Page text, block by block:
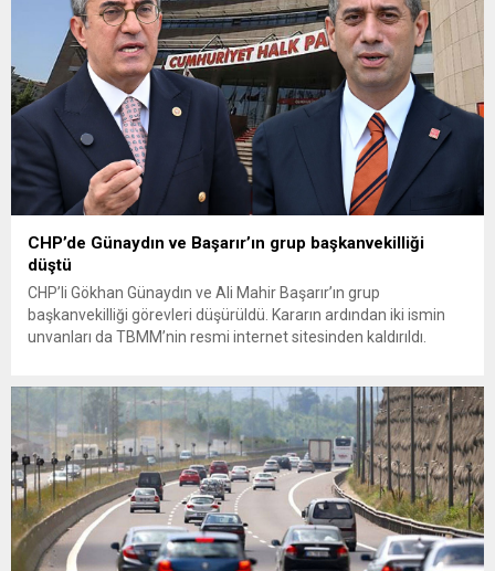
çağrısında...
CHP’de Günaydın ve Başarır’ın grup başkanvekilliği
düştü
CHP’li Gökhan Günaydın ve Ali Mahir Başarır’ın grup
başkanvekilliği görevleri düşürüldü. Kararın ardından iki ismin
unvanları da TBMM’nin resmi internet sitesinden kaldırıldı.
çıkarma cezası uygulanmak üzere Yüksek Disiplin Kurulu’na
(YDK) sevk edilen ve partideki tüm görevlerinden...